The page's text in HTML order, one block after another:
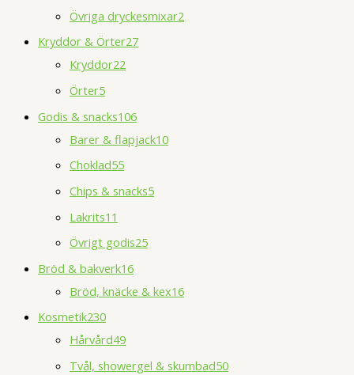
Övriga dryckesmixar2
Kryddor & Örter27
Kryddor22
Örter5
Godis & snacks106
Barer & flapjack10
Choklad55
Chips & snacks5
Lakrits11
Övrigt godis25
Bröd & bakverk16
Bröd, knäcke & kex16
Kosmetik230
Hårvård49
Tvål, showergel & skumbad50